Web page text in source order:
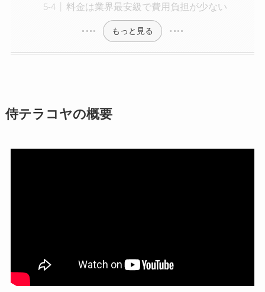
料金は業界最安級で費用負担が少ない
もっと見る
侍テラコヤの概要